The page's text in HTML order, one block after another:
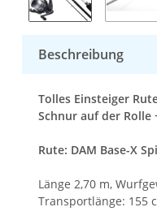
Beschreibung
Tolles Einsteiger
Schnur auf der Rolle
Rute: DAM Base-X
Länge 2,70 m,
Transportlänge: 155